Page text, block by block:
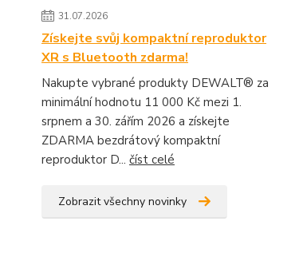
31.07.2026
Získejte svůj kompaktní reproduktor
XR s Bluetooth zdarma!
Nakupte vybrané produkty DEWALT® za
minimální hodnotu 11 000 Kč mezi 1.
srpnem a 30. zářím 2026 a získejte
ZDARMA bezdrátový kompaktní
reproduktor D... číst celé
Zobrazit všechny novinky